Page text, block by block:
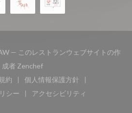
— このレストランウェブサイトの作
成者 Zenchef((新しいウィンドウで開きま
ィンドウで開きます))
約
((新しいウィンドウで開きます))
個人情報保護方針
((新しいウィンドウで開
シー
((新しいウィンドウで開きます))
アクセシビリティ
((新しいウィンドウで